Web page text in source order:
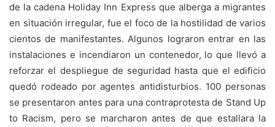
de la cadena Holiday Inn Express que alberga a migrantes
en situación irregular, fue el foco de la hostilidad de varios
cientos de manifestantes. Algunos lograron entrar en las
instalaciones e incendiaron un contenedor, lo que llevó a
reforzar el despliegue de seguridad hasta que el edificio
quedó rodeado por agentes antidisturbios. 100 personas
se presentaron antes para una contraprotesta de Stand Up
to Racism, pero se marcharon antes de que estallara la